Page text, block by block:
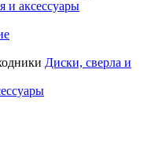
и аксессуары
Диски, сверла и